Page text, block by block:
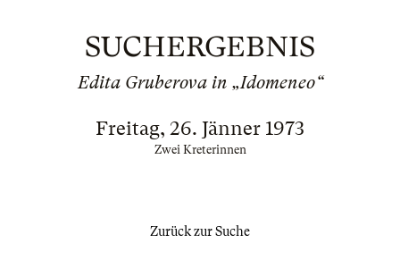
SUCHERGEBNIS
Edita Gruberova in „Idomeneo“
Freitag, 26. Jänner 1973
Zwei Kreterinnen
Zurück zur Suche